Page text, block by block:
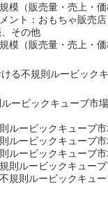
模（販売量・売上・価
ント：おもちゃ販売
その他
模（販売量・売上・価
る不規則ルービック
ービックキューブ市
ルービックキューブ
ルービックキューブ
ルービックキューブ
則ルービックキュー
規則ルービックキュ